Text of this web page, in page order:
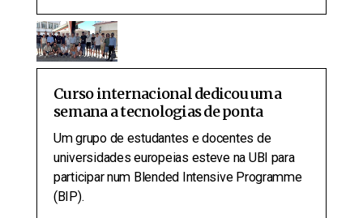
Curso internacional dedicou uma
semana a tecnologias de ponta
Um grupo de estudantes e docentes de
universidades europeias esteve na UBI para
participar num Blended Intensive Programme
(BIP).